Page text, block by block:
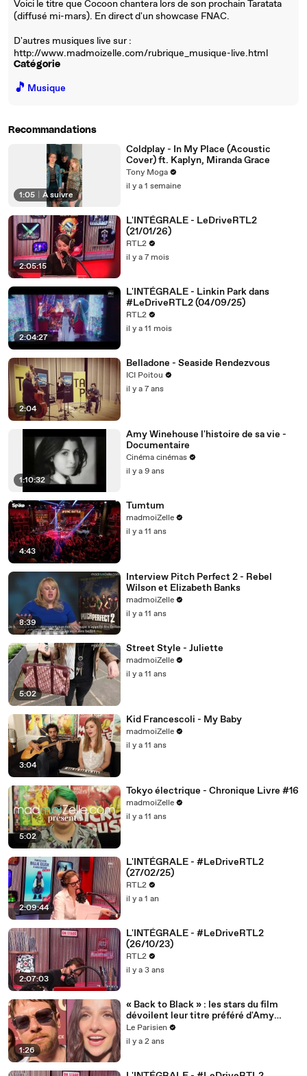
Voici le titre que Cocoon chantera lors de son prochain Taratata
(diffusé mi-mars). En direct d'un showcase FNAC.
D'autres musiques live sur :
http://www.madmoizelle.com/rubrique_musique-live.html
Catégorie
🎵 Musique
Recommandations
1:05 À suivre
Coldplay - In My Place (Acoustic
Cover) ft. Kaplyn, Miranda Grace
Tony Moga
il y a 1 semaine
2:05:15
L'INTÉGRALE - LeDriveRTL2
(21/01/26)
RTL2
il y a 7 mois
2:04:27
L'INTÉGRALE - Linkin Park dans
#LeDriveRTL2 (04/09/25)
RTL2
il y a 11 mois
2:04
Belladone - Seaside Rendezvous
ICI Poitou
il y a 7 ans
1:10:32
Amy Winehouse l'histoire de sa vie -
Documentaire
Cinéma cinémas
il y a 9 ans
4:43
Tumtum
madmoiZelle
il y a 11 ans
8:39
Interview Pitch Perfect 2 - Rebel
Wilson et Elizabeth Banks
madmoiZelle
il y a 11 ans
5:02
Street Style - Juliette
madmoiZelle
il y a 11 ans
3:04
Kid Francescoli - My Baby
madmoiZelle
il y a 11 ans
5:02
Tokyo électrique - Chronique Livre #16
madmoiZelle
il y a 11 ans
2:09:44
L'INTÉGRALE - #LeDriveRTL2
(27/02/25)
RTL2
il y a 1 an
2:07:03
L'INTÉGRALE - #LeDriveRTL2
(26/10/23)
RTL2
il y a 3 ans
1:26
« Back to Black » : les stars du film
dévoilent leur titre préféré d'Amy
Winehouse
Le Parisien
il y a 2 ans